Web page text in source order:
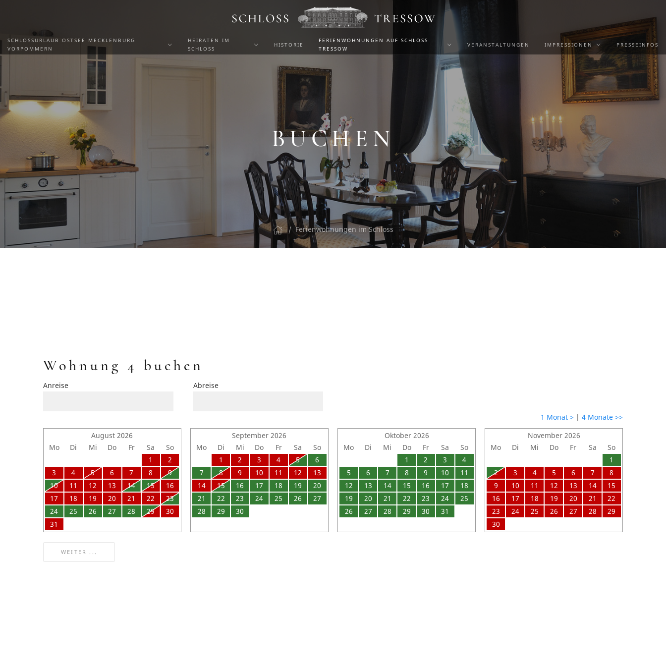
SCHLOSSURLAUB OSTSEE MECKLENBURG
VORPOMMERN
HEIRATEN IM
SCHLOSS
HISTORIE
FERIENWOHNUNGEN AUF SCHLOSS
TRESSOW
VERANSTALTUNGEN IMPRESSIONEN PRESSEINFOS
BUCHEN
Ferienwohnungen im Schloss
Wohnung 4 buchen
Anreise Abreise
1 Monat > | 4 Monate >>
August 2026
Mo
Di Mi Do Fr Sa
So
1
2
3
4 5 6 7 8
9
10
11 12 13 14 15
16
17
18 19 20 21 22
23
24
25 26 27 28 29
30
31
September 2026
Mo
Di Mi Do Fr Sa
So
1
2 3 4 5
6
7
8 9 10 11 12
13
14
15 16 17 18 19
20
21
22 23 24 25 26
27
28
29 30
Oktober 2026
Mo
Di Mi Do Fr Sa
So
1
2 3
4
5
6 7 8 9 10
11
12
13 14 15 16 17
18
19
20 21 22 23 24
25
26
27 28 29 30 31
November 2026
Mo
Di Mi Do Fr Sa
So
1
2
3 4 5 6 7
8
9
10 11 12 13 14
15
16
17 18 19 20 21
22
23
24 25 26 27 28
29
30
WEITER ...